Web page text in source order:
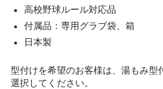
高校野球ルール対応品
付属品：専用グラブ袋、箱
日本製
型付けを希望のお客様は、湯もみ型
選択してください。